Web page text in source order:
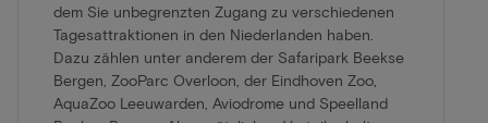
dem Sie unbegrenzten Zugang zu verschiedenen
Tagesattraktionen in den Niederlanden haben.
Dazu zählen unter anderem der Safaripark Beekse
Bergen, ZooParc Overloon, der Eindhoven Zoo,
AquaZoo Leeuwarden, Aviodrome und Speelland